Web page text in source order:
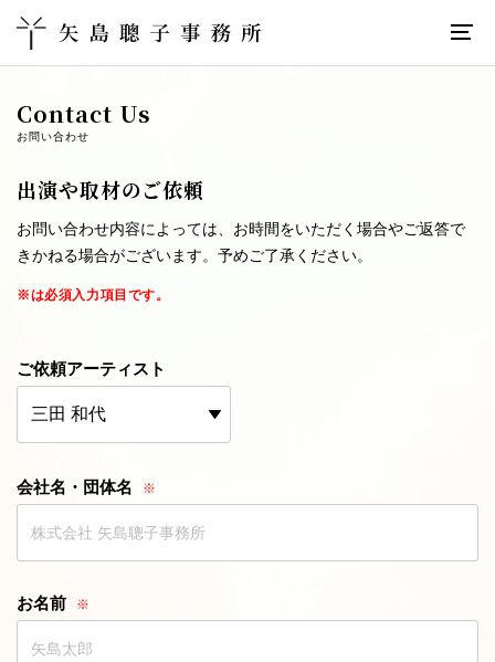
Contact Us
お問い合わせ
出演や取材のご依頼
お問い合わせ内容によっては、お時間をいただく場合やご返答で
きかねる場合がございます。予めご了承ください。
※は必須入力項目です。
ご依頼アーティスト
会社名・団体名
お名前